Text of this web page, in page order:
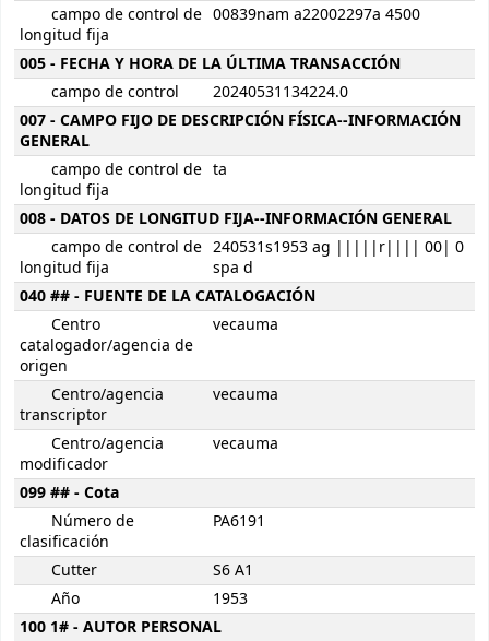
campo de control de
longitud fija
00839nam a22002297a 4500
005 - FECHA Y HORA DE LA ÚLTIMA TRANSACCIÓN
campo de control
20240531134224.0
007 - CAMPO FIJO DE DESCRIPCIÓN FÍSICA--INFORMACIÓN
GENERAL
campo de control de
longitud fija
ta
008 - DATOS DE LONGITUD FIJA--INFORMACIÓN GENERAL
campo de control de
longitud fija
240531s1953 ag |||||r|||| 00| 0
spa d
040 ## - FUENTE DE LA CATALOGACIÓN
Centro
catalogador/agencia de
origen
vecauma
Centro/agencia
transcriptor
vecauma
Centro/agencia
modificador
vecauma
099 ## - Cota
Número de
clasificación
PA6191
Cutter
S6 A1
Año
1953
100 1# - AUTOR PERSONAL